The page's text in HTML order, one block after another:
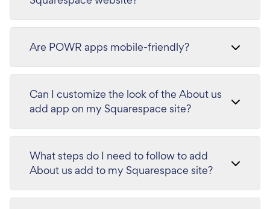
Are POWR apps mobile-friendly?
Can I customize the look of the About us
add app on my Squarespace site?
What steps do I need to follow to add
About us add to my Squarespace site?